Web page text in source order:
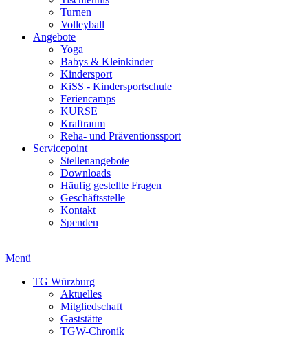
Turnen
Volleyball
Angebote
Yoga
Babys & Kleinkinder
Kindersport
KiSS - Kindersportschule
Feriencamps
KURSE
Kraftraum
Reha- und Präventionssport
Servicepoint
Stellenangebote
Downloads
Häufig gestellte Fragen
Geschäftsstelle
Kontakt
Spenden
Menü
TG Würzburg
Aktuelles
Mitgliedschaft
Gaststätte
TGW-Chronik